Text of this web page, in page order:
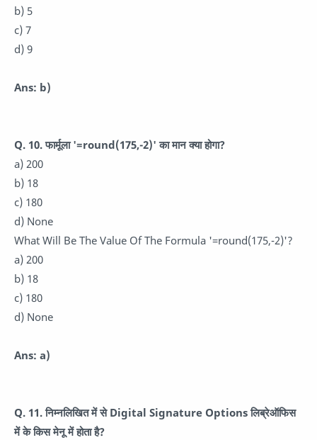
b) 5
c) 7
d) 9
Ans: b)
Q. 10. फार्मूला '=round(175,-2)' का मान क्या होगा?
a) 200
b) 18
c) 180
d) None
What Will Be The Value Of The Formula '=round(175,-2)'?
a) 200
b) 18
c) 180
d) None
Ans: a)
Q. 11. निम्नलिखित में से Digital Signature Options लिब्रेऑफिस
में के किस मेनू में होता है?